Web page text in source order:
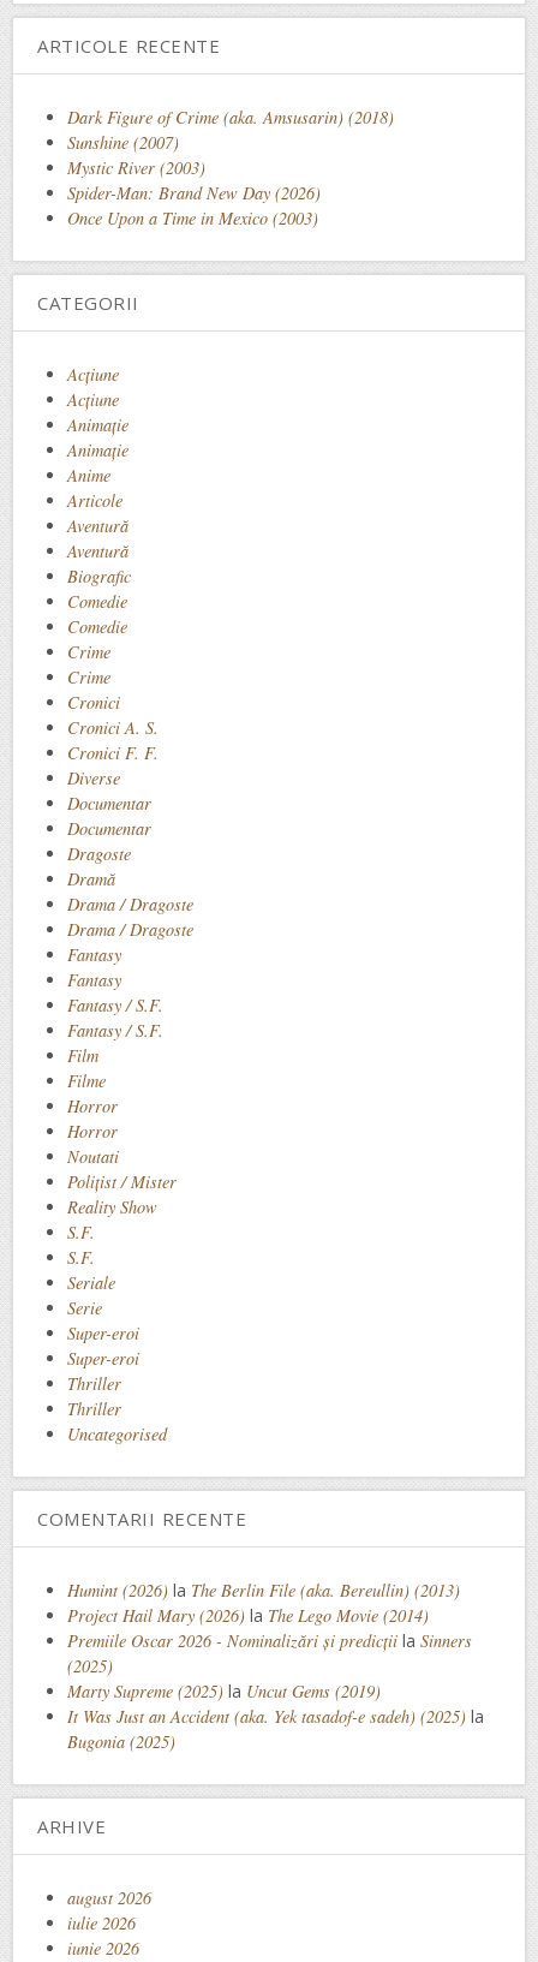
ARTICOLE RECENTE
Dark Figure of Crime (aka. Amsusarin) (2018)
Sunshine (2007)
Mystic River (2003)
Spider-Man: Brand New Day (2026)
Once Upon a Time in Mexico (2003)
CATEGORII
Acţiune
Acțiune
Animaţie
Animație
Anime
Articole
Aventură
Aventură
Biografic
Comedie
Comedie
Crime
Crime
Cronici
Cronici A. S.
Cronici F. F.
Diverse
Documentar
Documentar
Dragoste
Dramă
Drama / Dragoste
Drama / Dragoste
Fantasy
Fantasy
Fantasy / S.F.
Fantasy / S.F.
Film
Filme
Horror
Horror
Noutati
Polițist / Mister
Reality Show
S.F.
S.F.
Seriale
Serie
Super-eroi
Super-eroi
Thriller
Thriller
Uncategorised
COMENTARII RECENTE
Humint (2026) la The Berlin File (aka. Bereullin) (2013)
Project Hail Mary (2026) la The Lego Movie (2014)
Premiile Oscar 2026 - Nominalizări și predicții la Sinners
(2025)
Marty Supreme (2025) la Uncut Gems (2019)
It Was Just an Accident (aka. Yek tasadof-e sadeh) (2025) la
Bugonia (2025)
ARHIVE
august 2026
iulie 2026
iunie 2026